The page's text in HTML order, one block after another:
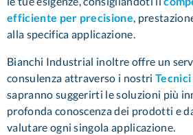
efficiente per precisione,
alla specifica applicazione.
Bianchi Industrial inoltre offre un
consulenza attraverso i nostri
sapranno suggerirti le soluzioni più
profonda conoscenza dei prodotti e
valutare ogni singola applicazione.